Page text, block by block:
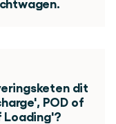
dit
POD of
Loading'?